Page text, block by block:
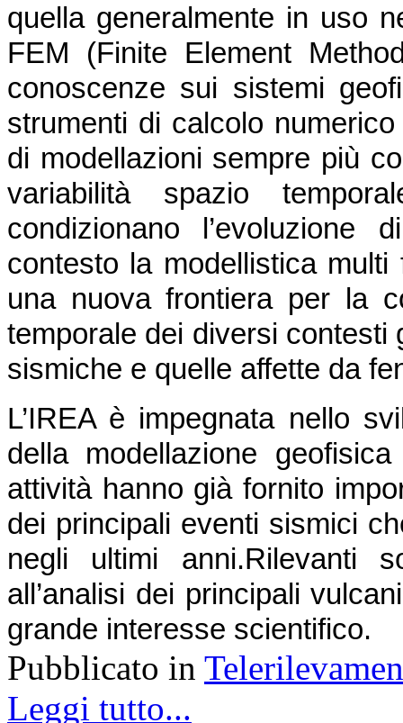
quella generalmente in uso
FEM (Finite Element
conoscenze sui sistemi
strumenti di calcolo
di modellazioni sempre più
variabilità spazio
condizionano
contesto la modellistica
una nuova frontiera per la
temporale dei diversi contesti
sismiche e quelle affette da
L’IREA è impegnata nello
della modellazione
attività hanno già fornito
dei principali eventi sismici
negli ultimi anni.Rilevanti
all’analisi dei principali
grande interesse scientifico.
Pubblicato in
Leggi tutto...